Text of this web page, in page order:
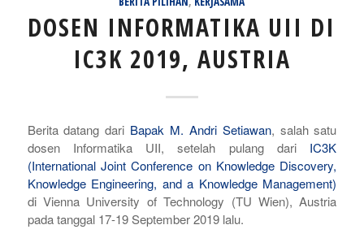
DOSEN INFORMATIKA UII DI
IC3K 2019, AUSTRIA
Berita datang dari Bapak M. Andri Setiawan, salah satu
dosen Informatika UII, setelah pulang dari IC3K
(International Joint Conference on Knowledge Discovery,
Knowledge Engineering, and a Knowledge Management)
di Vienna University of Technology (TU Wien), Austria
pada tanggal 17-19 September 2019 lalu.